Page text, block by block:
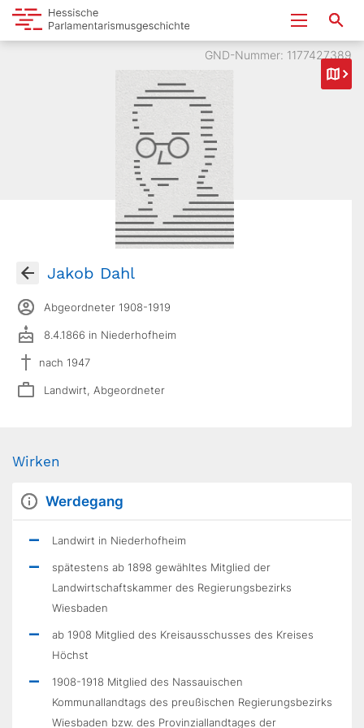
GND-Nummer: 1177427389
Jakob Dahl
Abgeordneter 1908-1919
8.4.1866 in Niederhofheim
nach 1947
Landwirt, Abgeordneter
Wirken
Werdegang
Landwirt in Niederhofheim
spätestens ab 1898 gewähltes Mitglied der
Landwirtschaftskammer des Regierungsbezirks
Wiesbaden
ab 1908 Mitglied des Kreisausschusses des Kreises
Höchst
1908-1918 Mitglied des Nassauischen
Kommunallandtags des preußischen Regierungsbezirks
Wiesbaden bzw. des Provinziallandtages der